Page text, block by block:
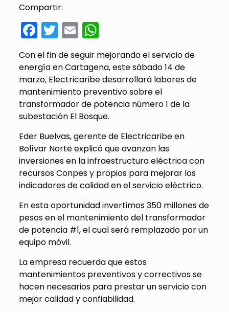
Compartir:
Facebook
Twitter
EmailWhatsApp
Con el fin de seguir mejorando el servicio de
energía en Cartagena, este sábado 14 de
marzo, Electricaribe desarrollará labores de
mantenimiento preventivo sobre el
transformador de potencia número 1 de la
subestación El Bosque.
Eder Buelvas, gerente de Electricaribe en
Bolívar Norte explicó que avanzan las
inversiones en la infraestructura eléctrica con
recursos Conpes y propios para mejorar los
indicadores de calidad en el servicio eléctrico.
En esta oportunidad invertimos 350 millones de
pesos en el mantenimiento del transformador
de potencia #1, el cual será remplazado por un
equipo móvil.
La empresa recuerda que estos
mantenimientos preventivos y correctivos se
hacen necesarios para prestar un servicio con
mejor calidad y confiabilidad.